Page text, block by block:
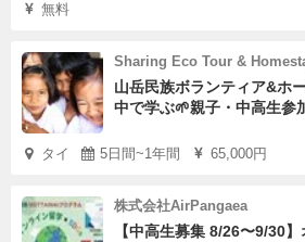
無料
Sharing Eco Tour &
山岳民族ボランティア&ホ
中で学ぶ🌱親子・中高生参
タイ 5日間~1年間 65,000円
株式会社AirPangaea
【中高生募集 8/26〜9/30